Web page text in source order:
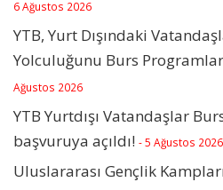
6 Ağustos 2026
YTB, Yurt Dışındaki
Yolculuğunu Burs
Ağustos 2026
YTB Yurtdışı Vatandaşlar
başvuruya açıldı! - 5 Ağustos 2026
Uluslararası Gençlik